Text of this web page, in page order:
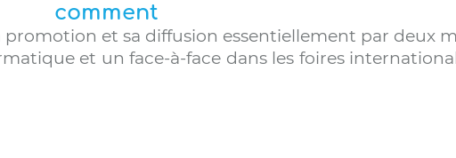
comment
et sa diffusion essentiellement par deux
et un face-à-face dans les foires